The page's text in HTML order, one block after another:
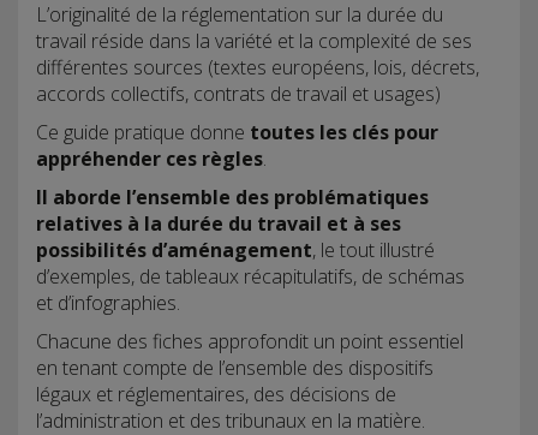
L’originalité de la réglementation sur la durée du
travail réside dans la variété et la complexité de ses
différentes sources (textes européens, lois, décrets,
accords collectifs, contrats de travail et usages)
Ce guide pratique donne toutes les clés pour
appréhender ces règles.
Il aborde l’ensemble des problématiques
relatives à la durée du travail et à ses
possibilités d’aménagement, le tout illustré
d’exemples, de tableaux récapitulatifs, de schémas
et d’infographies.
Chacune des fiches approfondit un point essentiel
en tenant compte de l’ensemble des dispositifs
légaux et réglementaires, des décisions de
l’administration et des tribunaux en la matière.